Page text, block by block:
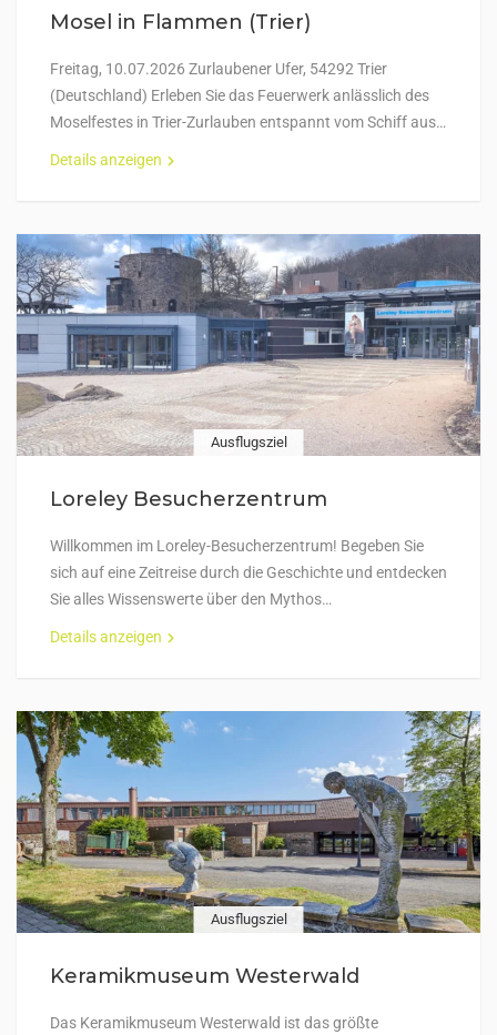
Mosel in Flammen (Trier)
Freitag, 10.07.2026 Zurlaubener Ufer, 54292 Trier
(Deutschland) Erleben Sie das Feuerwerk anlässlich des
Moselfestes in Trier-Zurlauben entspannt vom Schiff aus…
Details anzeigen
Ausflugsziel
Loreley Besucherzentrum
Willkommen im Loreley-Besucherzentrum! Begeben Sie
sich auf eine Zeitreise durch die Geschichte und entdecken
Sie alles Wissenswerte über den Mythos…
Details anzeigen
Ausflugsziel
Keramikmuseum Westerwald
Das Keramikmuseum Westerwald ist das größte